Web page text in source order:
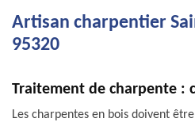
Artisan charpentier
95320
Traitement de charpente :
Les charpentes en bois doivent